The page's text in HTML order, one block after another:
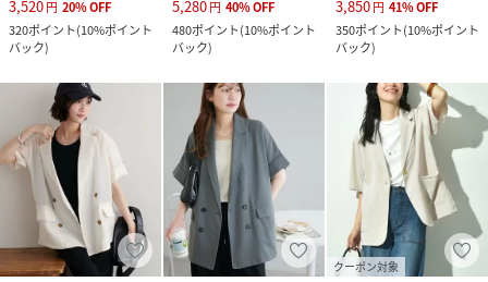
ー・PC環境により、実際の商品と色味が異なって見える場合
がございます。予めご了承をお願い致します。
アウター/ジャケット/半袖ジャケット/ベスト/シアージャケ
ット/シアー/透け感/テーラードジャケット/カジュアル/大人
カジュアル/きれいめカジュアル/キレイめ/オフィスカジュア
ル/フォーマル/セレモニー/羽織り
model:158cm/size:F
3,520円 20%OFF
320ポイント(10%ポイント
バック)
5,280円 40%OFF
480ポイント(10%ポイント
バック)
3,850円 41%OFF
350ポイント(10%ポイント
バック)
クーポン対象